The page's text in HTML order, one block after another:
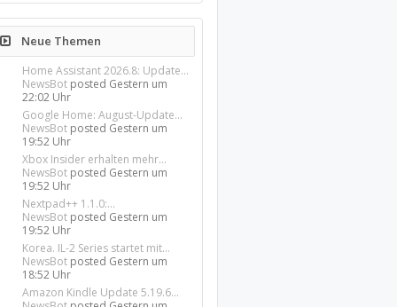
Neue Themen
Home Assistant 2026.8: Update...
NewsBot posted Gestern um
22:02 Uhr
Google Home: August-Update...
NewsBot posted Gestern um
19:52 Uhr
Xbox Insider erhalten mehr...
NewsBot posted Gestern um
19:52 Uhr
Nextpad++ 1.1.0:...
NewsBot posted Gestern um
19:52 Uhr
Korea. IL-2 Series startet mit...
NewsBot posted Gestern um
18:52 Uhr
Amazon Kindle Update 5.19.6...